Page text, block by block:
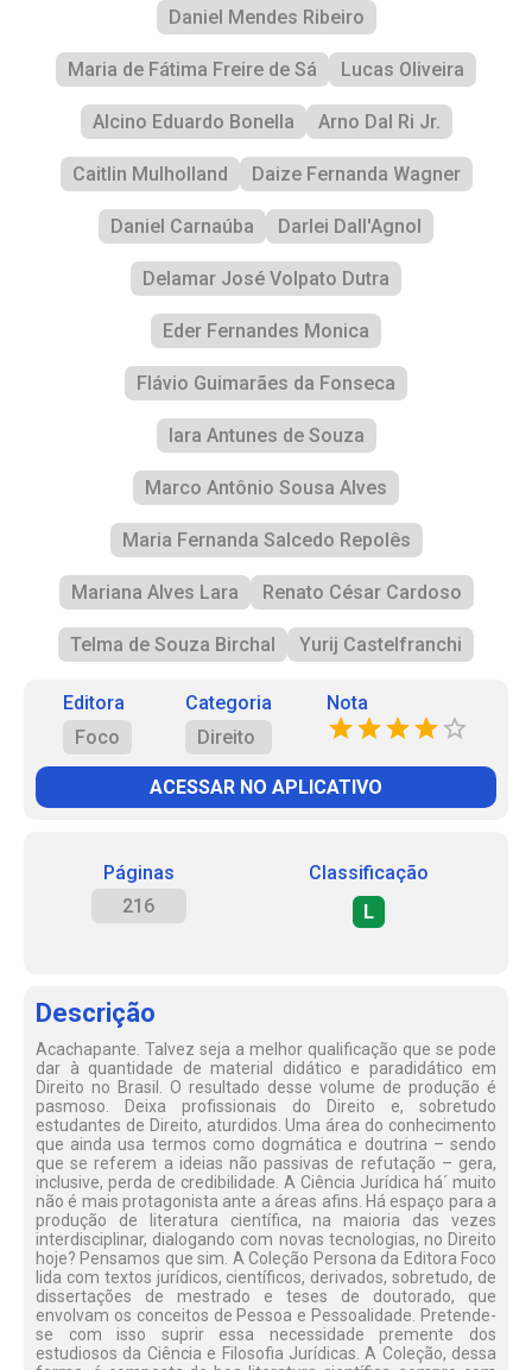
Daniel Mendes Ribeiro
Maria de Fátima Freire de Sá Lucas Oliveira
Alcino Eduardo Bonella Arno Dal Ri Jr.
Caitlin Mulholland Daize Fernanda Wagner
Daniel Carnaúba Darlei Dall'Agnol
Delamar José Volpato Dutra
Eder Fernandes Monica
Flávio Guimarães da Fonseca
Iara Antunes de Souza
Marco Antônio Sousa Alves
Maria Fernanda Salcedo Repolês
Mariana Alves Lara Renato César Cardoso
Telma de Souza Birchal Yurij Castelfranchi
Editora
Foco
Categoria
Direito
Nota
ACESSAR NO APLICATIVO
Páginas
216
Classificação
L
Descrição
Acachapante. Talvez seja a melhor qualificação que se pode
dar à quantidade de material didático e paradidático em
Direito no Brasil. O resultado desse volume de produção é
pasmoso. Deixa profissionais do Direito e, sobretudo
estudantes de Direito, aturdidos. Uma área do conhecimento
que ainda usa termos como dogmática e doutrina – sendo
que se referem a ideias não passivas de refutação – gera,
inclusive, perda de credibilidade. A Ciência Jurídica há´ muito
não é mais protagonista ante a áreas afins. Há espaço para a
produção de literatura científica, na maioria das vezes
interdisciplinar, dialogando com novas tecnologias, no Direito
hoje? Pensamos que sim. A Coleção Persona da Editora Foco
lida com textos jurídicos, científicos, derivados, sobretudo, de
dissertações de mestrado e teses de doutorado, que
envolvam os conceitos de Pessoa e Pessoalidade. Pretende-
se com isso suprir essa necessidade premente dos
estudiosos da Ciência e Filosofia Jurídicas. A Coleção, dessa